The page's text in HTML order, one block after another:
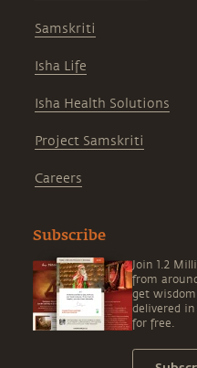
Samskriti
Isha Life
Isha Health Solutions
Project Samskriti
Careers
Subscribe
Join 1.2
from
get
delivered
for free.